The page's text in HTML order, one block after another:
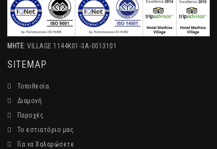
MHTE: VILLAGE 1144K01-3A-0013101
SITEMAP
Τοποθεσία
Διαμονή
Παροχές
Το εστιατόριο μας
Για να Χαλαρώσετε